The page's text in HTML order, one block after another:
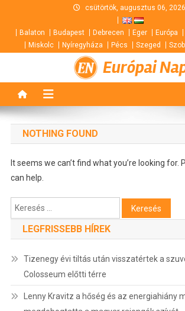
content
csütörtök, augusztus 06, 2026
Balaton Budapest Debrecen Eger Európa
Miskolc
Nyíregyháza Pécs Szeged
Európai
NOTHING FOUND
It seems we can’t find what you’re looking for.
can help.
Keresés:
LEGFRISSEBB HÍREK
Tizenegy évi tiltás után visszatértek a
Colosseum előtti térre
Lenny Kravitz a hőség és az energiahiány